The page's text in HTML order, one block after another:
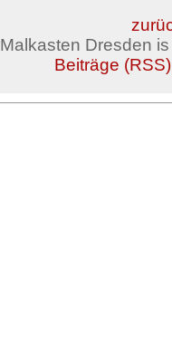
Malkasten Dresden
Beiträge (RSS)